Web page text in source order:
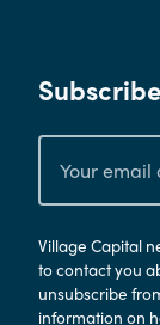
Village Capital
to contact you
unsubscribe
information on